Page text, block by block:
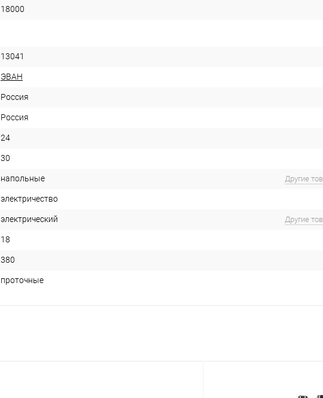
18000
13041
ЭВАН
Россия
Россия
24
30
напольные Другие
электричество
электрический Другие
18
380
проточные